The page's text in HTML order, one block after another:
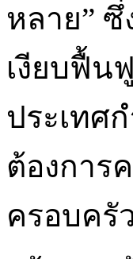
หลาย”
เงียบฟื้น
ประเทศ
ต้องการ
ครอบครั